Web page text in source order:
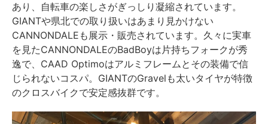
あり、自転車の楽しさがぎっしり凝縮されています。
GIANTや県北での取り扱いはあまり見かけない
CANNONDALEも展示・販売されています。久々に実車
を見たCANNONDALEのBadBoyは片持ちフォークが秀
逸で、CAAD Optimoはアルミフレームとその装備で信
じられないコスパ。GIANTのGravelも太いタイヤが特徴
のクロスバイクで安定感抜群です。